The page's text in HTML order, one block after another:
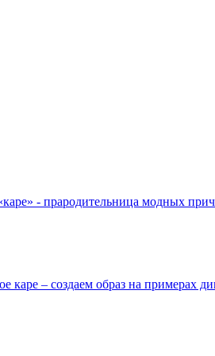
- прародительница модных
каре – создаем образ на примерах